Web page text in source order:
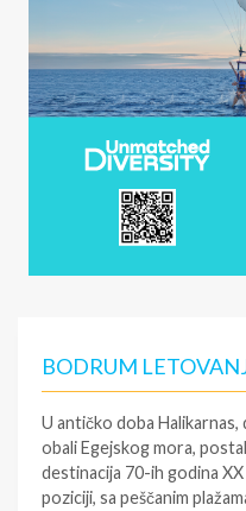
BODRUM
U antičko doba
obali Egejskog mora,
destinacija 70-ih godina
poziciji, sa peščanim